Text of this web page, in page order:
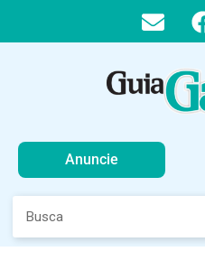
Anuncie